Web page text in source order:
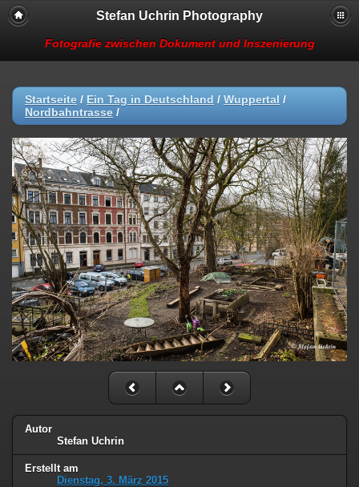
Stefan Uchrin Photography
Fotografie zwischen Dokument und Inszenierung
Startseite / Ein Tag in Deutschland / Wuppertal /
Nordbahntrasse /
Autor
Stefan Uchrin
Erstellt am
Dienstag, 3. März 2015